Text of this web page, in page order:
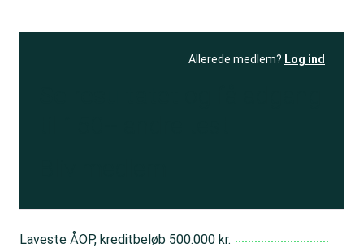
Allerede medlem? Log ind
Laveste ÅOP, kreditbeløb 500.000 kr.